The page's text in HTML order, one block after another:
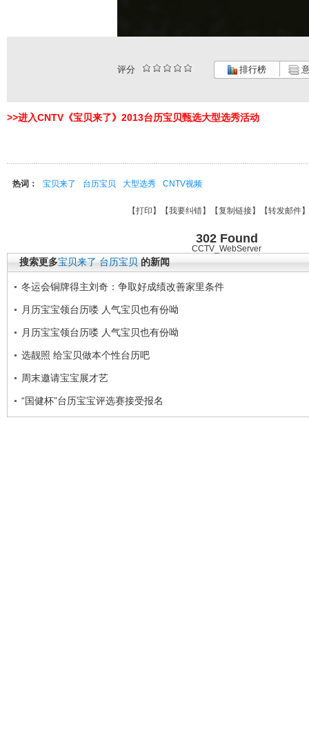
评分 排行榜
>>进入CNTV《宝贝来了》2013台历宝贝甄选大型选秀活动
热词： 宝贝来了 台历宝贝 大型选秀 CNTV视频
【打印 】【我要纠错】【复制链接】【转发邮件
302 Found
CCTV_WebServer
搜索更多宝贝来了 台历宝贝 的新闻
冬运会铜牌得主刘奇：争取好成绩改善家里条件
月历宝宝领台历喽 人气宝贝也有份呦
月历宝宝领台历喽 人气宝贝也有份呦
选靓照 给宝贝做本个性台历吧
周末邀请宝宝展才艺
“国健杯”台历宝宝评选赛接受报名